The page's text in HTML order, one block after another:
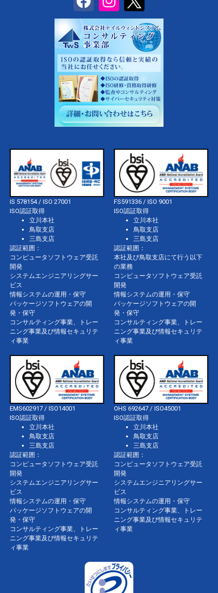
IS 578154 / ISO 27001
ISO認証取得
立川本社
鳥取支店
三島支店
認証範囲：
コンピュータソフトウェア受託
開発
システムエンジニアリングサー
ビス
情報システムの運用・保守
パッケージソフトウェアの開
発・保守
コンサルティング事業、トレー
ニング事業及び情報セキュリテ
ィ事業
FS591336 / ISO 9001
ISO認証取得
立川本社
鳥取支店
三島支店
認証範囲：
本社及び鳥取支店にて行う以下
の業務
コンピュータソフトウェア受託
開発
情報システムの運用・保守
パッケージソフトウェアの開
発・保守
コンサルティング事業、トレー
ニング事業及び情報セキュリテ
ィ事業
EMS602917 / ISO14001
ISO認証取得
立川本社
鳥取支店
三島支店
認証範囲：
コンピュータソフトウェア受託
開発
システムエンジニアリングサー
ビス
情報システムの運用・保守
パッケージソフトウェアの開
発・保守
コンサルティング事業、トレー
ニング事業及び情報セキュリテ
ィ事業
OHS 692647 / ISO45001
ISO認証取得
立川本社
鳥取支店
三島支店
認証範囲：
コンピュータソフトウェア受託
開発
システムエンジニアリングサー
ビス
情報システムの運用・保守
コンサルティング事業、トレー
ニング事業及び情報セキュリテ
ィ事業